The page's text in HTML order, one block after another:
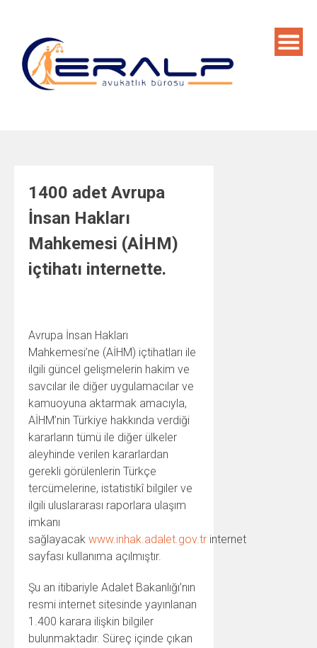
content
1400 adet Avrupa
İnsan Hakları
Mahkemesi (AİHM)
içtihatı internette.
Avrupa İnsan Hakları
Mahkemesi’ne (AİHM) içtihatları ile
ilgili güncel gelişmelerin hakim ve
savcılar ile diğer uygulamacılar ve
kamuoyuna aktarmak amacıyla,
AİHM’nin Türkiye hakkında verdiği
kararların tümü ile diğer ülkeler
aleyhinde verilen kararlardan
gerekli görülenlerin Türkçe
tercümelerine, istatistikî bilgiler ve
ilgili uluslararası raporlara ulaşım
imkanı
sağlayacak www.inhak.adalet.gov.tr internet
sayfası kullanıma açılmıştır.
Şu an itibariyle Adalet Bakanlığı’nın
resmi internet sitesinde yayınlanan
1.400 karara ilişkin bilgiler
bulunmaktadır. Süreç içinde çıkan